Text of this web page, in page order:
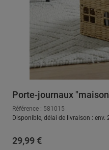
Porte-journaux
Référence : 581015
Disponible, délai de livraison : env.
Prix régulier :
29,99 €